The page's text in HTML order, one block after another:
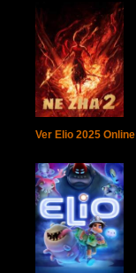
Ver Elio 2025 Online